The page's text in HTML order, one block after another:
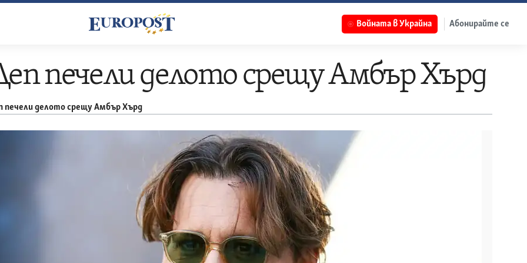
Войната в Украйна Абонирайте се
печели делото срещу Амбър Хърд
печели делото срещу Амбър Хърд